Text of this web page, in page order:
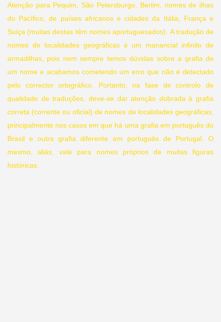
Atenção para Pequim, São Petersburgo, Berlim, nomes de ilhas
do Pacífico, de países africanos e cidades da Itália, França e
Suíça (muitas destas têm nomes aportuguesados). A tradução de
nomes de localidades geográficas é um manancial infinito de
armadilhas, pois nem sempre temos dúvidas sobre a grafia de
um nome e acabamos cometendo um erro que não é detectado
pelo corrector ortográfico. Portanto, na fase de controlo de
qualidade de traduções, deve-se dar atenção dobrada à grafia
correta (corrente ou oficial) de nomes de localidades geográficas,
principalmente nos casos em que há uma grafia em português do
Brasil e outra grafia diferente em português de Portugal. O
mesmo, aliás, vale para nomes próprios de muitas figuras
históricas.